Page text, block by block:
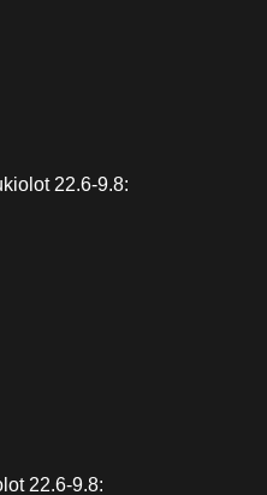
22.6-9.8:
22.6-9.8: